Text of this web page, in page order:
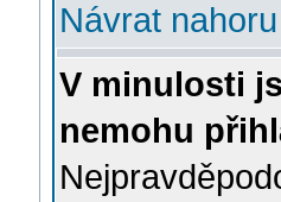
Návrat nahoru
V minulosti
nemohu